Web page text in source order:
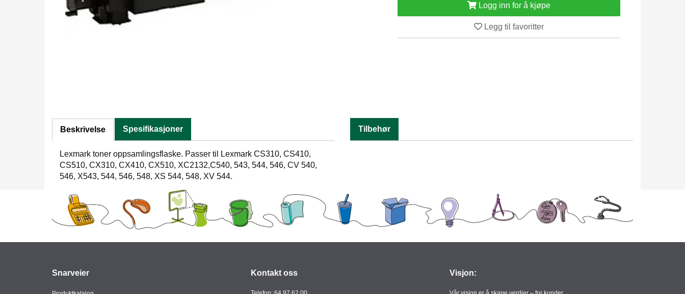
Logg inn for å kjøpe
Legg til favoritter
Beskrivelse Spesifikasjoner
Lexmark toner oppsamlingsflaske. Passer til Lexmark CS310, CS410,
CS510, CX310, CX410, CX510, XC2132,C540, 543, 544, 546, CV 540,
546, X543, 544, 546, 548, XS 544, 548, XV 544.
Tilbehør
Snarveier Kontakt oss Visjon: